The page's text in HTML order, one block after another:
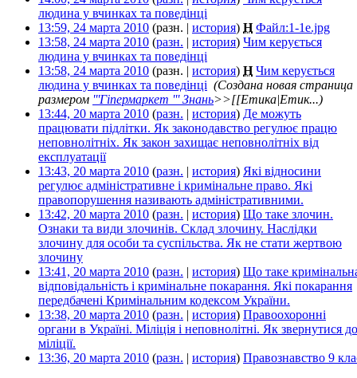
людина у вчинках та поведінці
13:59, 24 марта 2010 (разн. | история) Н Файл:1-1e.jpg
13:58, 24 марта 2010 (разн. | история) Чим керується
людина у вчинках та поведінці
13:58, 24 марта 2010 (разн. | история) Н Чим керується
людина у вчинках та поведінці (Создана новая страница
размером '''Гіпермаркет ''' Знань>>[[Етика|Етик...)
13:44, 20 марта 2010 (разн. | история) Де можуть
працювати підлітки. Як законодавство регулює працю
неповнолітніх. Як закон захищає неповнолітніх від
експлуатації‎
13:43, 20 марта 2010 (разн. | история) Які відносини
регулює адміністративне і кримінальне право. Які
правопорушення називають адміністративними.
13:42, 20 марта 2010 (разн. | история) Що таке злочин.
Ознаки та види злочинів. Склад злочину. Наслідки
злочину для особи та суспільства. Як не стати жертвою
злочину
13:41, 20 марта 2010 (разн. | история) Що таке
відповідальність і кримінальне покарання. Які покарання
передбачені Кримінальним кодексом України.
13:38, 20 марта 2010 (разн. | история) Правоохоронні
органи в Україні. Міліція і неповнолітні. Як звернутися до
міліції.
13:36, 20 марта 2010 (разн. | история) Правознавство 9